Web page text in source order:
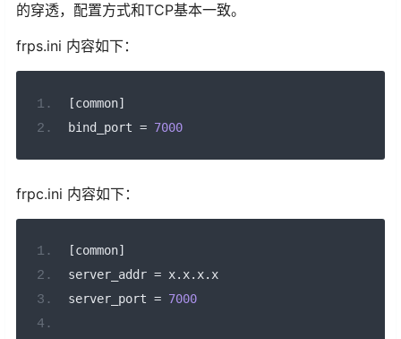
的穿透，配置方式和TCP基本一致。
frps.ini 内容如下：
[common]
bind_port = 7000
frpc.ini 内容如下：
[common]
server_addr = x. x. x. x
server_port = 7000